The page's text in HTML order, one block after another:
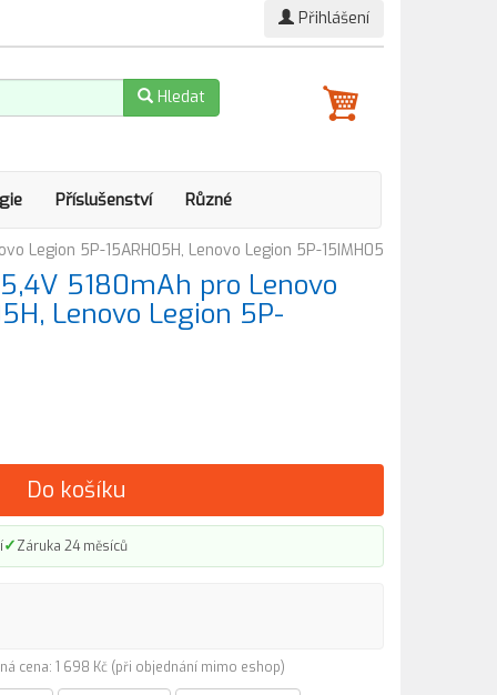
Přihlášení
Hledat
Příslušenství Různé
Legion 5P-15ARH05H, Lenovo Legion 5P-15IMH05
5180mAh pro Lenovo
Lenovo Legion 5P-
Do košíku
✓Záruka 24 měsíců
cena: 1 698 Kč (při objednání mimo eshop)